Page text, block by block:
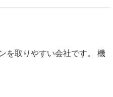
を取りやすい会社です。 機